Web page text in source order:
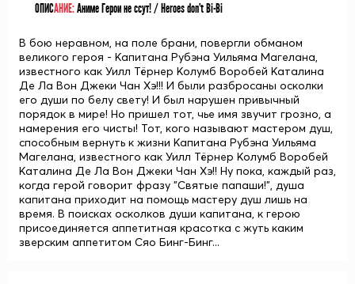
ОПИСАНИЕ:Аниме Герои не ссут! / Heroes don't Bi-Bi
В бою неравном, на поле брани, повергли обманом
великого героя - Капитана Рубэна Уильяма Магелана,
известного как Уилл Тёрнер Колумб Воробей Каталина
Де Ла Вон Джеки Чан Хэ!!! И были разбросаны осколки
его души по белу свету! И был нарушен привычный
порядок в мире! Но пришел тот, чье имя звучит грозно, а
намерения его чисты! Тот, кого называют мастером душ,
способным вернуть к жизни Капитана Рубэна Уильяма
Магелана, известного как Уилл Тёрнер Колумб Воробей
Каталина Де Ла Вон Джеки Чан Хэ!! Ну пока, каждый раз,
когда герой говорит фразу "Святые папаши!", душа
капитана приходит на помощь мастеру душ лишь на
время. В поисках осколков души капитана, к герою
присоединяется аппетитная красотка с жуть каким
зверским аппетитом Сяо Бинг-Бинг...